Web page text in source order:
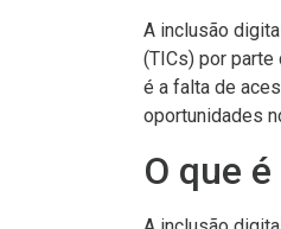
A inclusão
(TICs) por
é a falta de
oportunidades
O que